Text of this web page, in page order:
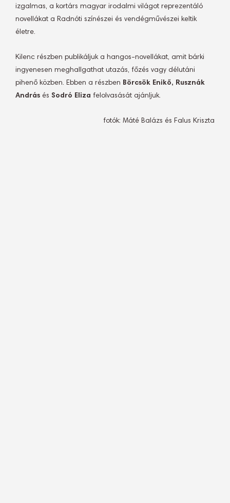
izgalmas, a kortárs magyar irodalmi világot reprezentáló
novellákat a Radnóti színészei és vendégművészei keltik
életre.
Kilenc részben publikáljuk a hangos-novellákat, amit bárki
ingyenesen meghallgathat utazás, főzés vagy délutáni
pihenő közben. Ebben a részben Börcsök Enikő, Rusznák
András és Sodró Eliza felolvasását ajánljuk.
fotók: Máté Balázs és Falus Kriszta